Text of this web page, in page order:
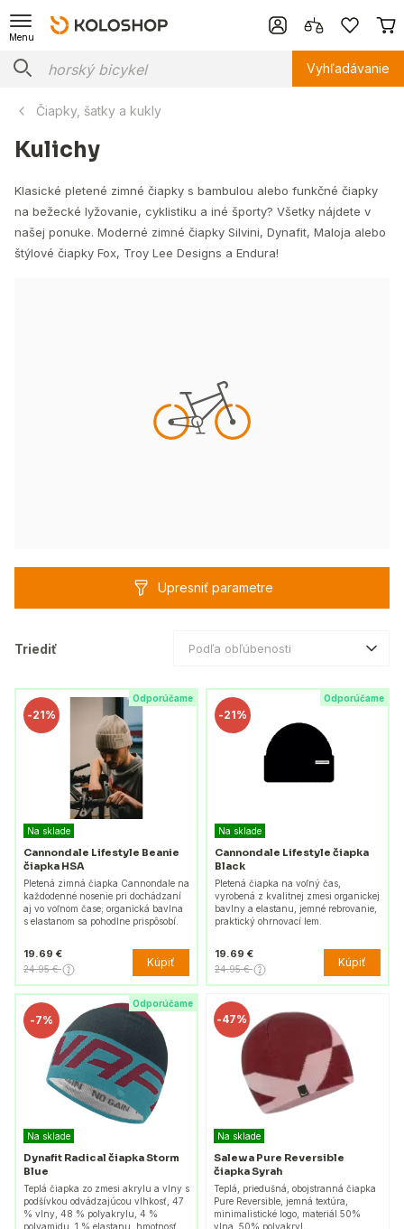
Menu
Vyhľadávanie
Čiapky, šatky a kukly
Kulichy
Klasické pletené zimné čiapky s bambulou alebo funkčné čiapky
na bežecké lyžovanie, cyklistiku a iné športy? Všetky nájdete v
našej ponuke. Moderné zimné čiapky Silvini, Dynafit, Maloja alebo
štýlové čiapky Fox, Troy Lee Designs a Endura!
Upresniť parametre
Triediť Podľa obľúbenosti
Odporúčame
-21%
Na sklade
Cannondale Lifestyle Beanie
čiapka HSA
Pletená zimná čiapka Cannondale na
každodenné nosenie pri dochádzaní
aj vo voľnom čase; organická bavlna
s elastanom sa pohodlne prispôsobí.
19.69 €
24.95 € Kúpiť
Odporúčame
-21%
Na sklade
Cannondale Lifestyle čiapka
Black
Pletená čiapka na voľný čas,
vyrobená z kvalitnej zmesi organickej
bavlny a elastanu, jemné rebrovanie,
praktický ohrnovací lem.
19.69 €
24.95 € Kúpiť
Odporúčame
-7%
Na sklade
Dynafit Radical čiapka Storm
Blue
Teplá čiapka zo zmesi akrylu a vlny s
podšívkou odvádzajúcou vlhkosť, 47
% vlny, 48 % polyakrylu, 4 %
polyamidu, 1 % elastanu, hmotnosť
-47%
Na sklade
Salewa Pure Reversible
čiapka Syrah
Teplá, priedušná, obojstranná čiapka
Pure Reversible, jemná textúra,
minimalistické logo, materiál 50%
vlna, 50% polyakryl.